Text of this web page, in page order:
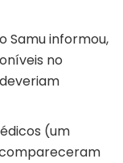
Samu informou,
no
(um